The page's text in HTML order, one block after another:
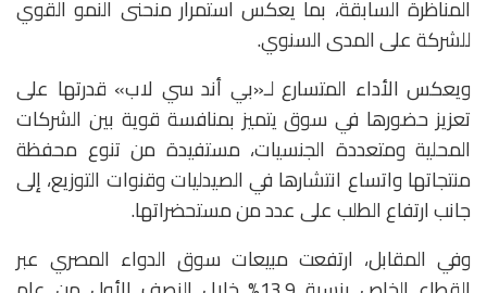
المناظرة السابقة، بما يعكس استمرار منحنى النمو القوي
للشركة على المدى السنوي.
ويعكس الأداء المتسارع لـ«بي أند سي لاب» قدرتها على
تعزيز حضورها في سوق يتميز بمنافسة قوية بين الشركات
المحلية ومتعددة الجنسيات، مستفيدة من تنوع محفظة
منتجاتها واتساع انتشارها في الصيدليات وقنوات التوزيع، إلى
جانب ارتفاع الطلب على عدد من مستحضراتها.
وفي المقابل، ارتفعت مبيعات سوق الدواء المصري عبر